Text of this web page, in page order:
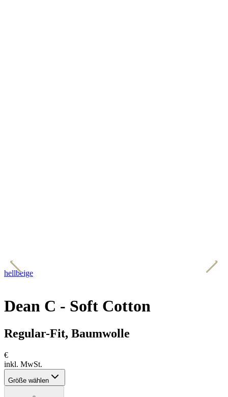
hellbeige
Dean C - Soft Cotton
Regular-Fit, Baumwolle
€
inkl. MwSt.
Größe wählen